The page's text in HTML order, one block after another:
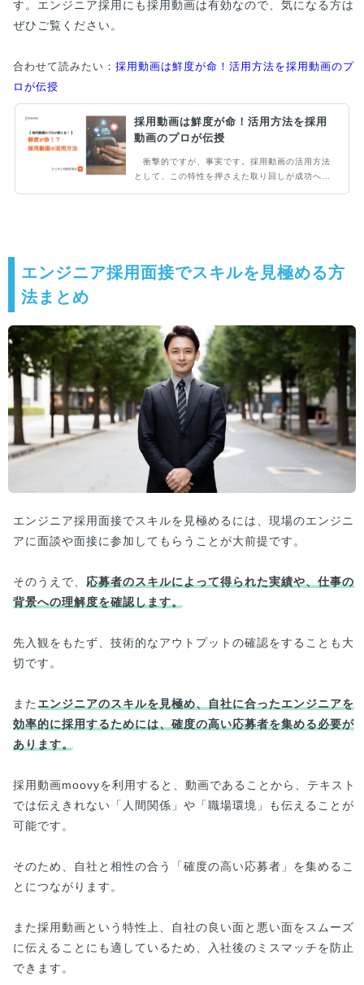
す。エンジニア採用にも採用動画は有効なので、気になる方は
ぜひご覧ください。
合わせて読みたい： 採用動画は鮮度が命！活用方法を採用動画のプ
ロが伝授
採用動画は鮮度が命！活用方法を採用
動画のプロが伝授
衝撃的ですが、事実です。採用動画の活用方法
として、この特性を押さえた取り回しが成功への
エンジニア採用面接でスキルを見極める方
法まとめ
エンジニア採用面接でスキルを見極めるには、現場のエンジニ
アに面談や面接に参加してもらうことが大前提です。
そのうえで、 応募者のスキルによって得られた実績や、仕事の
背景への理解度を確認します。
先入観をもたず、技術的なアウトプットの確認をすることも大
切です。
また エンジニアのスキルを見極め、自社に合ったエンジニアを
効率的に採用するためには、確度の高い応募者を集める必要が
あります。
採用動画moovyを利用すると、動画であることから、テキスト
では伝えきれない「人間関係」や「職場環境」も伝えることが
可能です。
そのため、自社と相性の合う「確度の高い応募者」を集めるこ
とにつながります。
また採用動画という特性上、自社の良い面と悪い面をスムーズ
に伝えることにも適しているため、入社後のミスマッチを防止
できます。